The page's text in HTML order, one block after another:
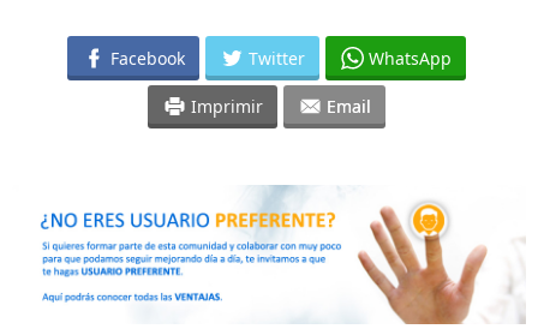
Facebook Twitter WhatsApp
Imprimir Email